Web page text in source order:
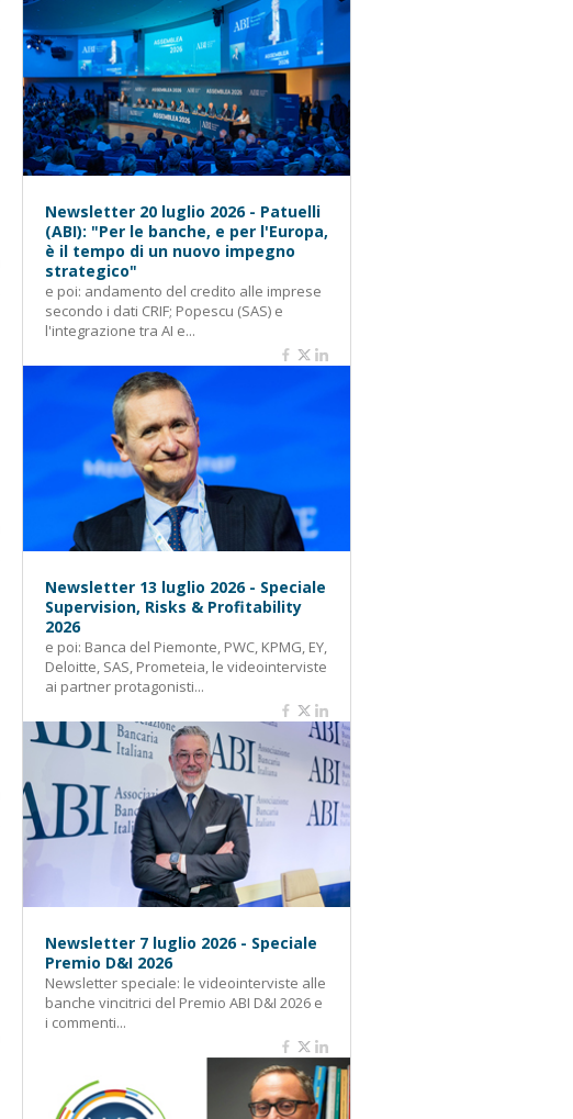
Newsletter 20 luglio 2026 - Patuelli
(ABI): "Per le banche, e per l'Europa,
è il tempo di un nuovo impegno
strategico"
e poi: andamento del credito alle imprese
secondo i dati CRIF; Popescu (SAS) e
l'integrazione tra AI e...
Newsletter 13 luglio 2026 - Speciale
Supervision, Risks & Profitability
2026
e poi: Banca del Piemonte, PWC, KPMG, EY,
Deloitte, SAS, Prometeia, le videointerviste
ai partner protagonisti...
Newsletter 7 luglio 2026 - Speciale
Premio D&I 2026
Newsletter speciale: le videointerviste alle
banche vincitrici del Premio ABI D&I 2026 e
i commenti...